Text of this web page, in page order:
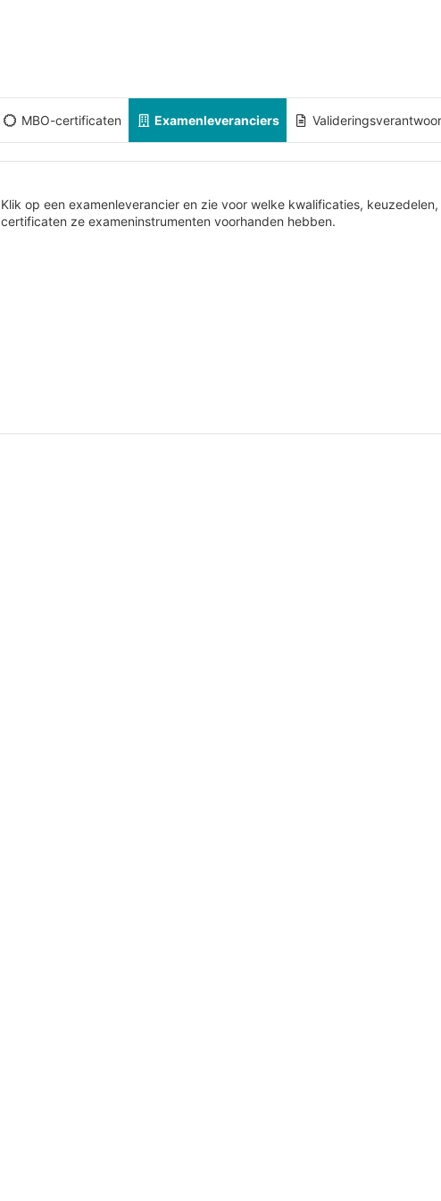
MBO-certificaten Examenleveranciers
Klik op een examenleverancier en zie voor welke kwalificaties,
certificaten ze exameninstrumenten voorhanden hebben.